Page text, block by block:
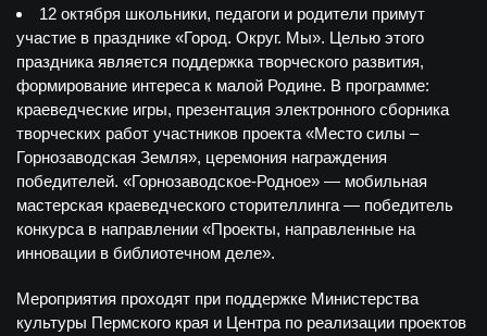
12 октября школьники, педагоги и родители примут
участие в празднике «Город. Округ. Мы». Целью этого
праздника является поддержка творческого развития,
формирование интереса к малой Родине. В программе:
краеведческие игры, презентация электронного сборника
творческих работ участников проекта «Место силы –
Горнозаводская Земля», церемония награждения
победителей. «Горнозаводское-Родное» — мобильная
мастерская краеведческого сторителлинга — победитель
конкурса в направлении «Проекты, направленные на
инновации в библиотечном деле».
Мероприятия проходят при поддержке Министерства
культуры Пермского края и Центра по реализации проектов